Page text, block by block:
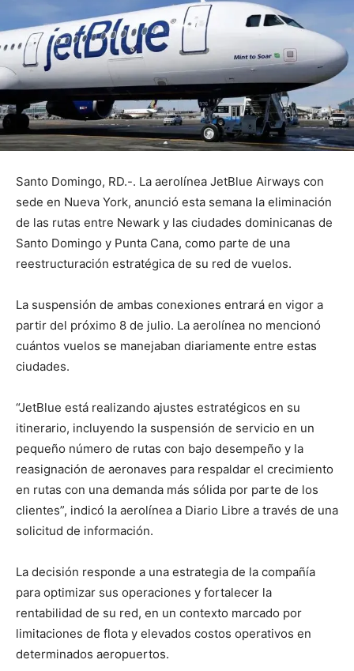
Santo Domingo, RD.-. La aerolínea JetBlue Airways con
sede en Nueva York, anunció esta semana la eliminación
de las rutas entre Newark y las ciudades dominicanas de
Santo Domingo y Punta Cana, como parte de una
reestructuración estratégica de su red de vuelos.
La suspensión de ambas conexiones entrará en vigor a
partir del próximo 8 de julio. La aerolínea no mencionó
cuántos vuelos se manejaban diariamente entre estas
ciudades.
“JetBlue está realizando ajustes estratégicos en su
itinerario, incluyendo la suspensión de servicio en un
pequeño número de rutas con bajo desempeño y la
reasignación de aeronaves para respaldar el crecimiento
en rutas con una demanda más sólida por parte de los
clientes”, indicó la aerolínea a Diario Libre a través de una
solicitud de información.
La decisión responde a una estrategia de la compañía
para optimizar sus operaciones y fortalecer la
rentabilidad de su red, en un contexto marcado por
limitaciones de flota y elevados costos operativos en
determinados aeropuertos.